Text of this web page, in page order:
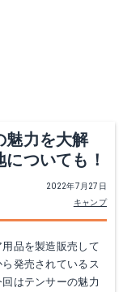
魅力を大解
ついても！
2022年7月27日
キャンプ
品を製造販売して
発売されているス
はテンサーの魅力
ョッピングで見る